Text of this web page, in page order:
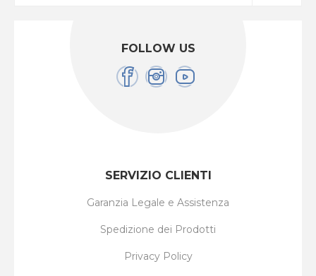
FOLLOW US
SERVIZIO CLIENTI
Garanzia Legale e Assistenza
Spedizione dei Prodotti
Privacy Policy